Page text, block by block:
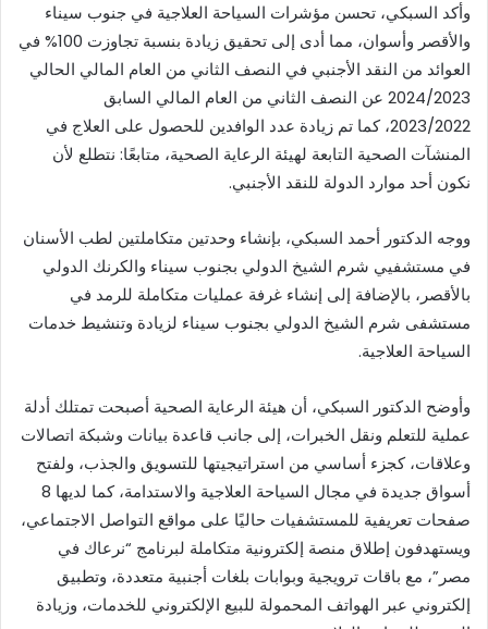
وأكد السبكي، تحسن مؤشرات السياحة العلاجية في جنوب سيناء
والأقصر وأسوان، مما أدى إلى تحقيق زيادة بنسبة تجاوزت 100% في
العوائد من النقد الأجنبي في النصف الثاني من العام المالي الحالي
2024/2023 عن النصف الثاني من العام المالي السابق
2023/2022، كما تم زيادة عدد الوافدين للحصول على العلاج في
المنشآت الصحية التابعة لهيئة الرعاية الصحية، متابعًا: نتطلع لأن
نكون أحد موارد الدولة للنقد الأجنبي.
ووجه الدكتور أحمد السبكي، بإنشاء وحدتين متكاملتين لطب الأسنان
في مستشفيي شرم الشيخ الدولي بجنوب سيناء والكرنك الدولي
بالأقصر، بالإضافة إلى إنشاء غرفة عمليات متكاملة للرمد في
مستشفى شرم الشيخ الدولي بجنوب سيناء لزيادة وتنشيط خدمات
السياحة العلاجية.
وأوضح الدكتور السبكي، أن هيئة الرعاية الصحية أصبحت تمتلك أدلة
عملية للتعلم ونقل الخبرات، إلى جانب قاعدة بيانات وشبكة اتصالات
وعلاقات، كجزء أساسي من استراتيجيتها للتسويق والجذب، ولفتح
أسواق جديدة في مجال السياحة العلاجية والاستدامة، كما لديها 8
صفحات تعريفية للمستشفيات حاليًا على مواقع التواصل الاجتماعي،
ويستهدفون إطلاق منصة إلكترونية متكاملة لبرنامج “نرعاك في
مصر”، مع باقات ترويجية وبوابات بلغات أجنبية متعددة، وتطبيق
إلكتروني عبر الهواتف المحمولة للبيع الإلكتروني للخدمات، وزيادة